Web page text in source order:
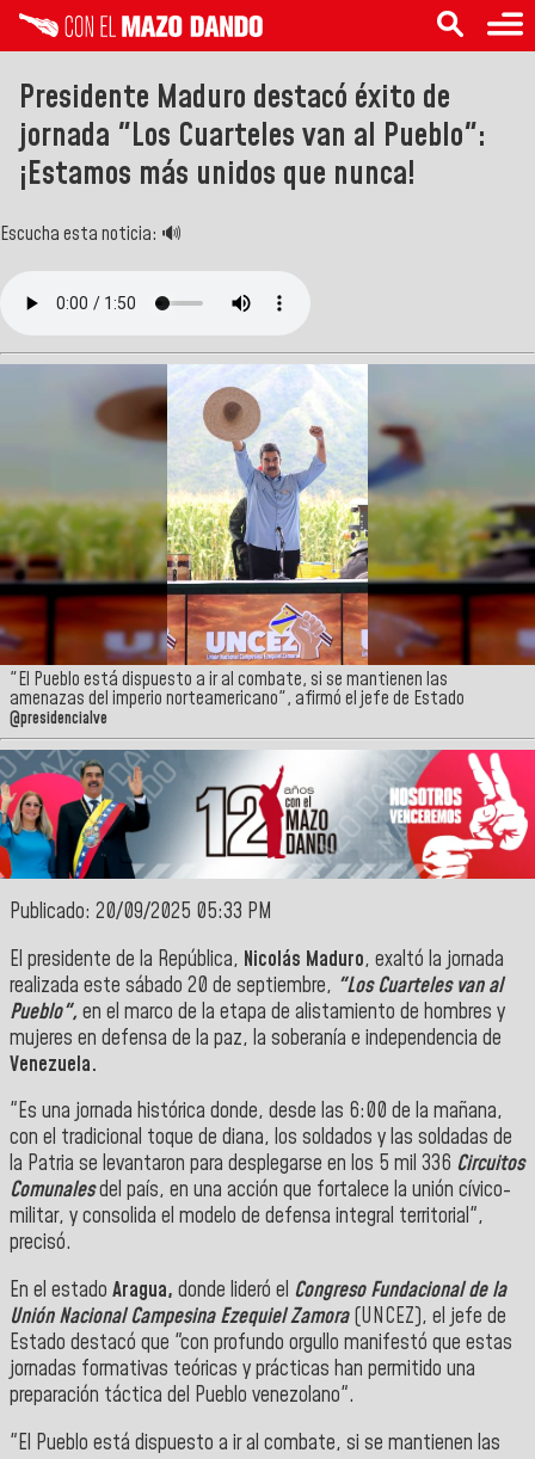
Presidente Maduro destacó éxito de
jornada "Los Cuarteles van al Pueblo":
¡Estamos más unidos que nunca!
Escucha esta noticia: 🔊
"El Pueblo está dispuesto a ir al combate, si se mantienen las
amenazas del imperio norteamericano", afirmó el jefe de Estado
@presidencialve
Publicado: 20/09/2025 05:33 PM
El presidente de la República, Nicolás Maduro, exaltó la jornada
realizada este sábado 20 de septiembre, "Los Cuarteles van al
Pueblo", en el marco de la etapa de alistamiento de hombres y
mujeres en defensa de la paz, la soberanía e independencia de
Venezuela.
"Es una jornada histórica donde, desde las 6:00 de la mañana,
con el tradicional toque de diana, los soldados y las soldadas de
la Patria se levantaron para desplegarse en los 5 mil 336 Circuitos
Comunalesdel país, en una acción que fortalece la unión cívico-
militar, y consolida el modelo de defensa integral territorial",
precisó.
En el estado Aragua, donde lideró el Congreso Fundacional de la
Unión Nacional Campesina Ezequiel Zamora(UNCEZ), el jefe de
Estado destacó que "con profundo orgullo manifestó que estas
jornadas formativas teóricas y prácticas han permitido una
preparación táctica del Pueblo venezolano".
"El Pueblo está dispuesto a ir al combate, si se mantienen las